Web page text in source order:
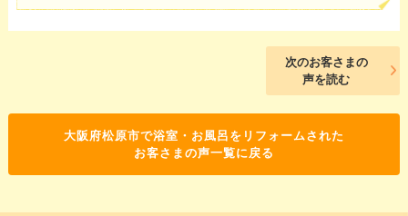
次のお客さまの
声を読む
大阪府松原市で浴室・お風呂をリフォームされた
お客さまの声一覧に戻る